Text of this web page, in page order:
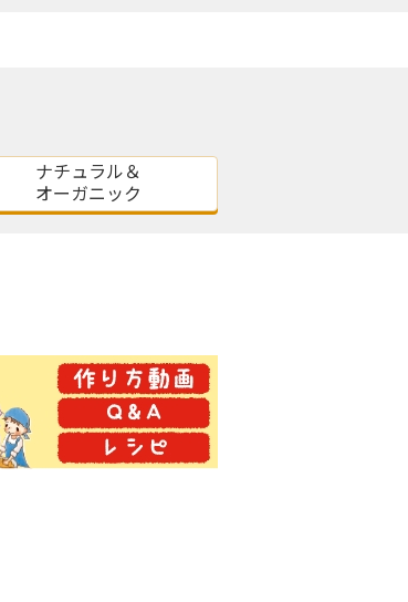
ナチュラル＆
オーガニック